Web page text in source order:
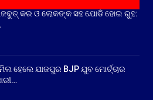
କର ଓ ଲୋକଙ୍କ ସହ ଯୋଡି ହୋଇ ରୁହ:
ହେଲେ ଯାଜପୁର BJP ଯୁବ ମୋର୍ଚ୍ଚାର